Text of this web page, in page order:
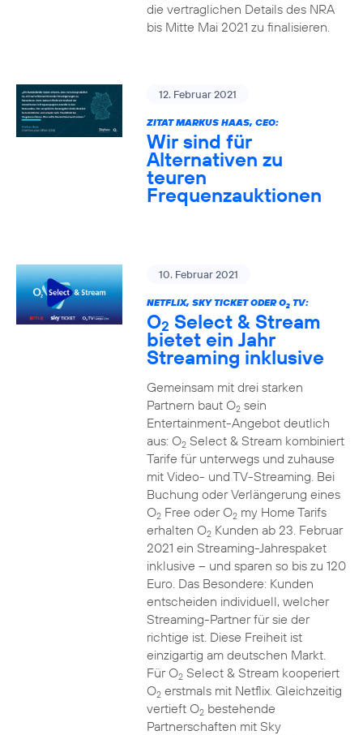
die vertraglichen Details des NRA
bis Mitte Mai 2021 zu finalisieren.
12. Februar 2021
ZITAT MARKUS HAAS, CEO:
Wir sind für
Alternativen zu
teuren
Frequenzauktionen
10. Februar 2021
NETFLIX, SKY TICKET ODER O2TV:
O2 Select & Stream
bietet ein Jahr
Streaming inklusive
Gemeinsam mit drei starken
Partnern baut O2sein
Entertainment-Angebot deutlich
aus: O2Select & Stream kombiniert
Tarife für unterwegs und zuhause
mit Video- und TV-Streaming. Bei
Buchung oder Verlängerung eines
O2Free oder O2my Home Tarifs
erhalten O2Kunden ab 23. Februar
2021 ein Streaming-Jahrespaket
inklusive – und sparen so bis zu 120
Euro. Das Besondere: Kunden
entscheiden individuell, welcher
Streaming-Partner für sie der
richtige ist. Diese Freiheit ist
einzigartig am deutschen Markt.
Für O2Select & Stream kooperiert
O2erstmals mit Netflix. Gleichzeitig
vertieft O2bestehende
Partnerschaften mit Sky